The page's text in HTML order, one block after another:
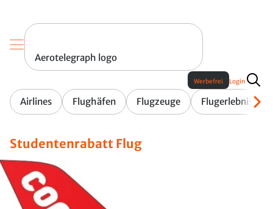
Aerotelegraph logo
Airlines Flughäfen Flugzeuge Flugerlebnis
Werbefrei Login
Studentenrabatt Flug